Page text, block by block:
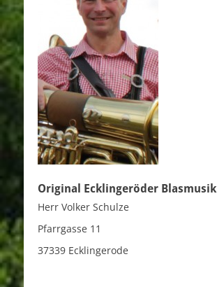
Original Ecklingeröder Blasmusik
Herr Volker Schulze
Pfarrgasse 11
37339 Ecklingerode